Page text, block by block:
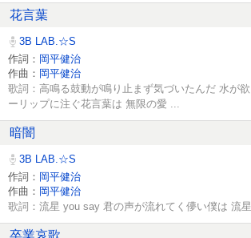
花言葉
3B LAB.☆S
作詞： 岡平健治
作曲： 岡平健治
歌詞：高鳴る鼓動が鳴り止まず気づいたんだ 水が
ーリップに注ぐ花言葉は 無限の愛 ...
暗闇
3B LAB.☆S
作詞： 岡平健治
作曲： 岡平健治
歌詞：流星 you say 君の声が流れてく儚い僕は 流星
卒業哀歌